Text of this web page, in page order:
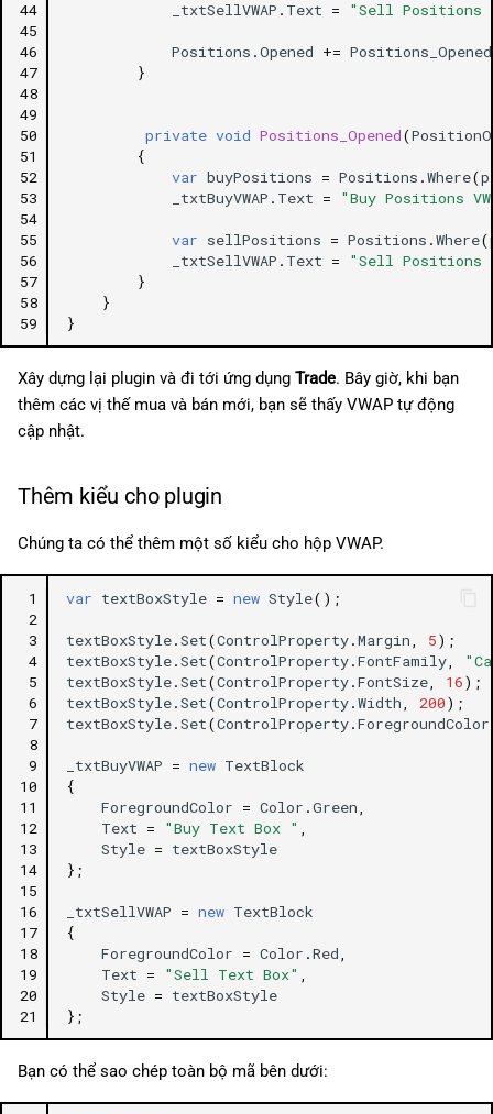
44
45
46
47
48
49
50
51
52
53
54
55
56
57
58
59
_txtSellVWAP . Text = "Sell Positions
Positions .Opened += Positions_Opened
}
private void Positions_Opened(
{
var buyPositions = Positions .Where(p
_txtBuyVWAP . Text = "Buy Positions
var sellPositions = Positions .Where(
_txtSellVWAP . Text =
"Sell Positions
}
}
}
Xây dựng lại plugin và đi tới ứng dụng Trade. Bây giờ, khi bạn
thêm các vị thế mua và bán mới, bạn sẽ thấy VWAP tự động
cập nhật.
Thêm kiểu cho plugin
Chúng ta có thể thêm một số kiểu cho hộp VWAP.
1
2
3
4
5
6
7
8
9
10
11
12
13
14
15
16
17
18
19
20
21
var textBoxStyle = new Style();
textBoxStyle.Set(ControlProperty.Margin 5);
textBoxStyle.Set(ControlProperty.FontFamily
textBoxStyle.Set(ControlProperty.FontSize 16);
textBoxStyle.Set(ControlProperty.Width 200);
textBoxStyle.Set(ControlProperty.ForegroundColor
_txtBuyVWAP = new TextBlock
{
ForegroundColor = Color .Green
Text = "Buy Text Box "
Style = textBoxStyle
};
_txtSellVWAP = new TextBlock
{
ForegroundColor = Color .Red
Text = "Sell Text Box"
Style = textBoxStyle
};
Bạn có thể sao chép toàn bộ mã bên dưới: